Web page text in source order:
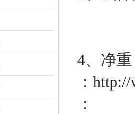
4、
： http://
：